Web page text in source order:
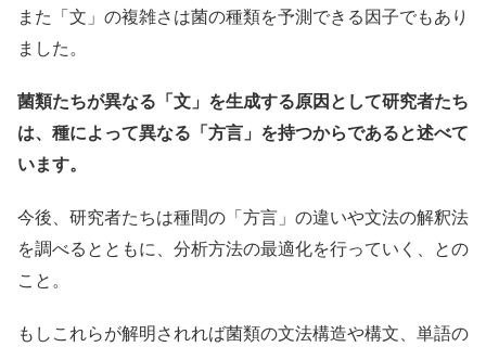
また「文」の複雑さは菌の種類を予測できる因子でもあり
ました。
菌類たちが異なる「文」を生成する原因として研究者たち
は、種によって異なる「方言」を持つからであると述べて
います。
今後、研究者たちは種間の「方言」の違いや文法の解釈法
を調べるとともに、分析方法の最適化を行っていく、との
こと。
もしこれらが解明されれば菌類の文法構造や構文、単語の